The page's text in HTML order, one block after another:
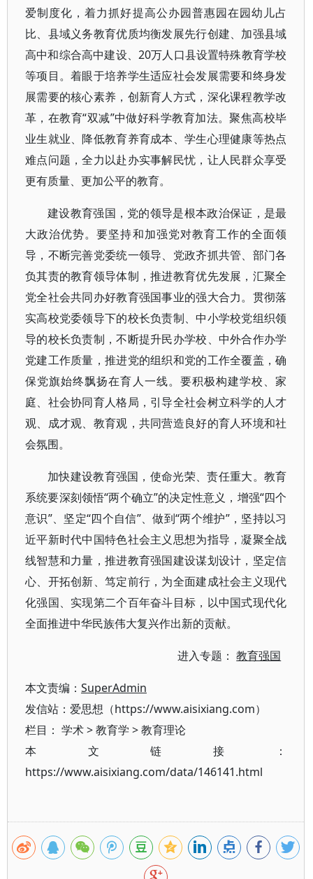
爱制度化，着力抓好提高公办园普惠园在园幼儿占
比、县域义务教育优质均衡发展先行创建、加强县域
高中和综合高中建设、20万人口县设置特殊教育学校
等项目。着眼于培养学生适应社会发展需要和终身发
展需要的核心素养，创新育人方式，深化课程教学改
革，在教育“双减”中做好科学教育加法。聚焦高校毕
业生就业、降低教育养育成本、学生心理健康等热点
难点问题，全力以赴办实事解民忧，让人民群众享受
更有质量、更加公平的教育。
建设教育强国，党的领导是根本政治保证，是最
大政治优势。要坚持和加强党对教育工作的全面领
导，不断完善党委统一领导、党政齐抓共管、部门各
负其责的教育领导体制，推进教育优先发展，汇聚全
党全社会共同办好教育强国事业的强大合力。贯彻落
实高校党委领导下的校长负责制、中小学校党组织领
导的校长负责制，不断提升民办学校、中外合作办学
党建工作质量，推进党的组织和党的工作全覆盖，确
保党旗始终飘扬在育人一线。要积极构建学校、家
庭、社会协同育人格局，引导全社会树立科学的人才
观、成才观、教育观，共同营造良好的育人环境和社
会氛围。
加快建设教育强国，使命光荣、责任重大。教育
系统要深刻领悟“两个确立”的决定性意义，增强“四个
意识”、坚定“四个自信”、做到“两个维护”，坚持以习
近平新时代中国特色社会主义思想为指导，凝聚全战
线智慧和力量，推进教育强国建设谋划设计，坚定信
心、开拓创新、笃定前行，为全面建成社会主义现代
化强国、实现第二个百年奋斗目标，以中国式现代化
全面推进中华民族伟大复兴作出新的贡献。
进入专题：教育强国
本文责编： SuperAdmin
发信站：爱思想（https://www.aisixiang.com）
栏目： 学术>教育学 >教育理论
本文链接：
https://www.aisixiang.com/data/146141.html